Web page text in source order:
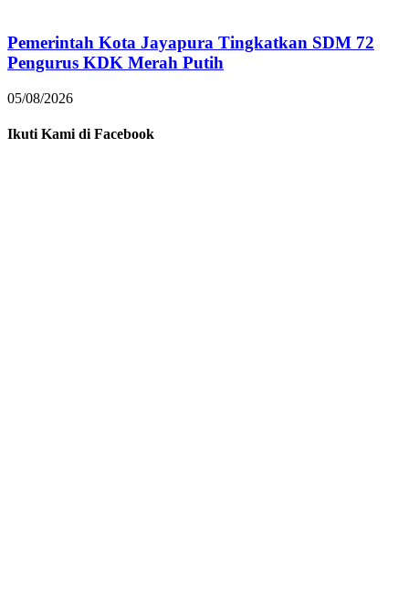
Pemerintah Kota Jayapura Tingkatkan SDM 72
Pengurus KDK Merah Putih
05/08/2026
Ikuti Kami di Facebook